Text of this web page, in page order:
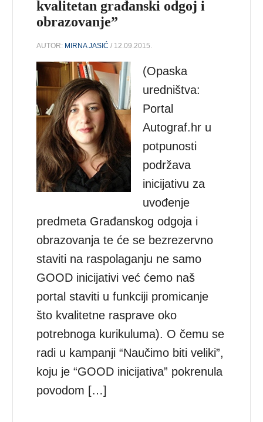
kvalitetan građanski odgoj i
obrazovanje”
AUTOR: MIRNA JASIĆ / 12.09.2015.
(Opaska
uredništva:
Portal
Autograf.hr u
potpunosti
podržava
inicijativu za
uvođenje
predmeta Građanskog odgoja i
obrazovanja te će se bezrezervno
staviti na raspolaganju ne samo
GOOD inicijativi već ćemo naš
portal staviti u funkciji promicanje
što kvalitetne rasprave oko
potrebnoga kurikuluma). O čemu se
radi u kampanji “Naučimo biti veliki”,
koju je “GOOD inicijativa” pokrenula
povodom […]